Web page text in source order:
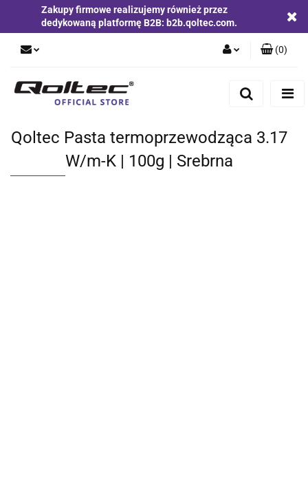
Zakupy firmowe realizujemy również przez
dedykowaną platformę B2B: b2b.qoltec.com.
Zgody cookies
(0)
Qoltec Pasta termoprzewodząca 3.17
W/m-K | 100g | Srebrna